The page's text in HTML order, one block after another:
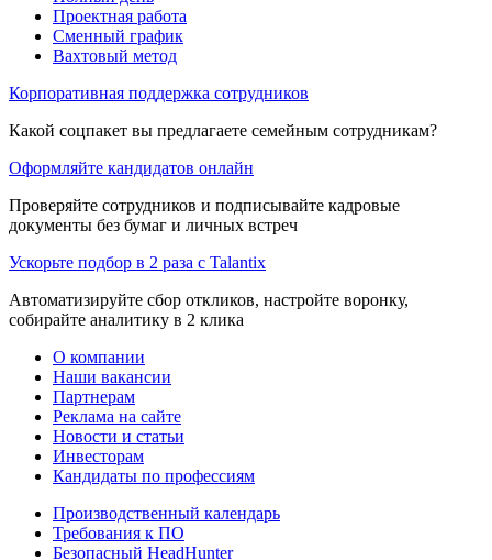
Проектная работа
Сменный график
Вахтовый метод
Корпоративная поддержка сотрудников
Какой соцпакет вы предлагаете семейным сотрудникам?
Оформляйте кандидатов онлайн
Проверяйте сотрудников и подписывайте кадровые
документы без бумаг и личных встреч
Ускорьте подбор в 2 раза с Talantix
Автоматизируйте сбор откликов, настройте воронку,
собирайте аналитику в 2 клика
О компании
Наши вакансии
Партнерам
Реклама на сайте
Новости и статьи
Инвесторам
Кандидаты по профессиям
Производственный календарь
Требования к ПО
Безопасный HeadHunter